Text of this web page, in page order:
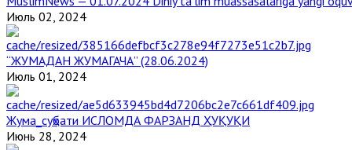
Июль 02, 2024
“ЖУМАДАН ЖУМАГАЧА” (28.06.2024)
Июль 01, 2024
Жума_суҳбати ИСЛОМДА ФАРЗАНД ҲУҚУҚИ
Июнь 28, 2024